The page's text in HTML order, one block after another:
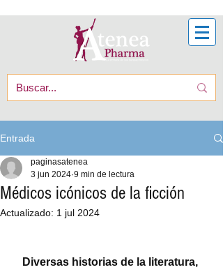
Entrada
Médicos icónicos de la ficción
paginasatenea
3 jun 2024 9 min de lectura
Actualizado: 1 jul 2024
Diversas historias de la literatura,